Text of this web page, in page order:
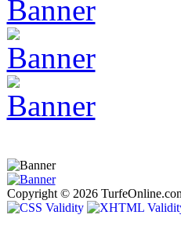
Copyright © 2026